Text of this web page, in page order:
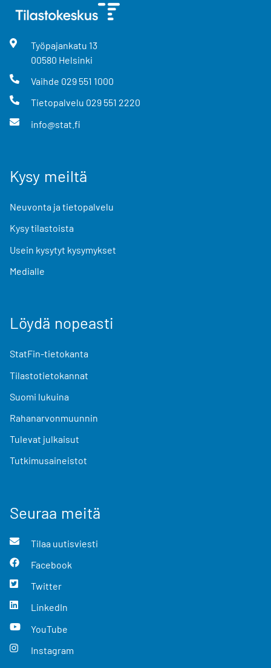
Työpajankatu 13
00580 Helsinki
Vaihde 029 551 1000
Tietopalvelu 029 551 2220
info@stat.fi
Kysy meiltä
Neuvonta ja tietopalvelu
Kysy tilastoista
Usein kysytyt kysymykset
Medialle
Löydä nopeasti
StatFin-tietokanta
Tilastotietokannat
Suomi lukuina
Rahanarvonmuunnin
Tulevat julkaisut
Tutkimusaineistot
Seuraa meitä
Tilaa uutisviesti
Facebook
Twitter
LinkedIn
YouTube
Instagram